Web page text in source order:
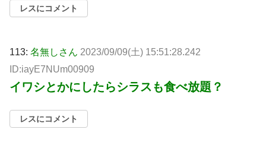
レスにコメント
113: 名無しさん 2023/09/09(土) 15:51:28.242
ID:iayE7NUm00909
イワシとかにしたらシラスも食べ放題？
レスにコメント